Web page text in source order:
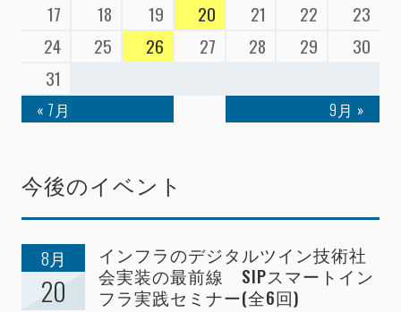
17
18 19 20 21 22
23
24
25 26 27 28 29
30
31
« 7月 9月 »
今後のイベント
8月
20
インフラのデジタルツイン技術社
会実装の最前線 SIPスマートイン
フラ実践セミナー(全6回)